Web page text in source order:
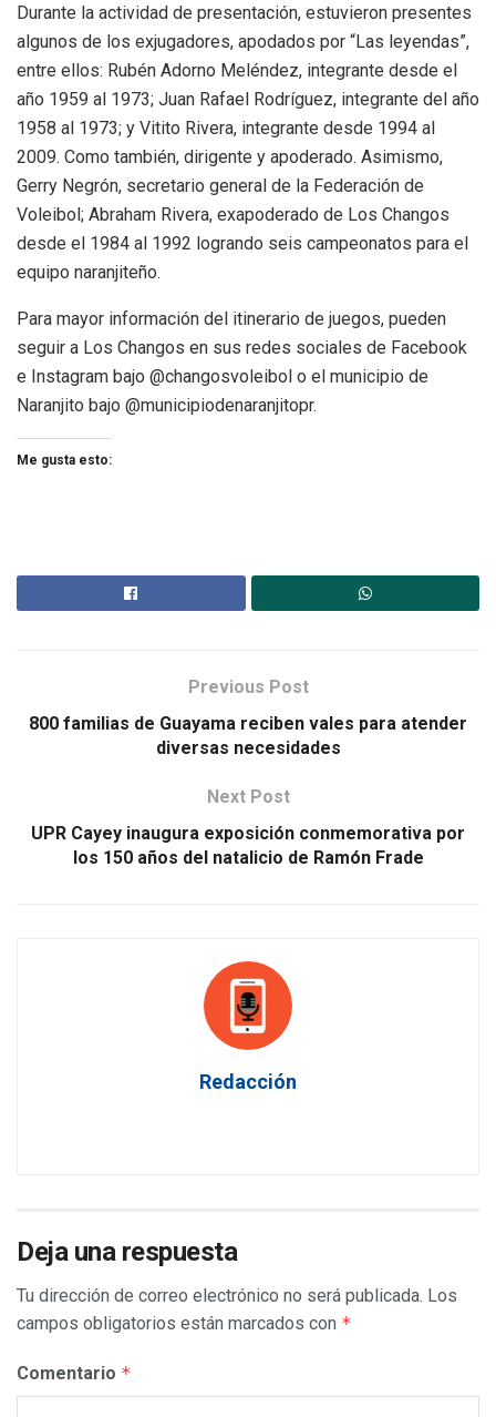
Durante la actividad de presentación, estuvieron presentes
algunos de los exjugadores, apodados por “Las leyendas”,
entre ellos: Rubén Adorno Meléndez, integrante desde el
año 1959 al 1973; Juan Rafael Rodríguez, integrante del año
1958 al 1973; y Vitito Rivera, integrante desde 1994 al
2009. Como también, dirigente y apoderado. Asimismo,
Gerry Negrón, secretario general de la Federación de
Voleibol; Abraham Rivera, exapoderado de Los Changos
desde el 1984 al 1992 logrando seis campeonatos para el
equipo naranjiteño.
Para mayor información del itinerario de juegos, pueden
seguir a Los Changos en sus redes sociales de Facebook
e Instagram bajo @changosvoleibol o el municipio de
Naranjito bajo @municipiodenaranjitopr.
Me gusta esto:
Previous Post
800 familias de Guayama reciben vales para atender
diversas necesidades
Next Post
UPR Cayey inaugura exposición conmemorativa por
los 150 años del natalicio de Ramón Frade
Redacción
Deja una respuesta
Tu dirección de correo electrónico no será publicada. Los
campos obligatorios están marcados con *
Comentario *